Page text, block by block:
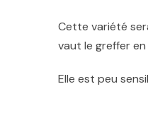
Cette variété
vaut le greffer
Elle est peu